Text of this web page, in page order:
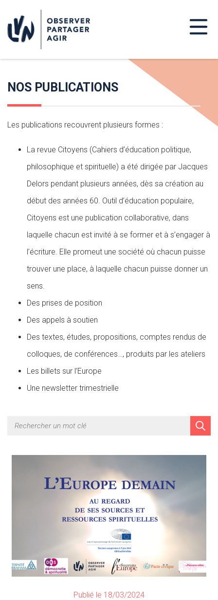
NOS PUBLICATIONS
Les publications recouvrent plusieurs formes :
La revue Citoyens (Cahiers d’éducation politique,
philosophique et spirituelle) a été dirigée par Jacques
Delors pendant plusieurs années, dès sa création au
début des années 60. Outil d’éducation populaire,
Citoyens est une publication collaborative, dans
laquelle chacun est invité à se former et à s’engager à
l’écriture. Elle promeut une société où chacun puisse
trouver une place, à laquelle chacun puisse donner un
sens.
Des prises de position
Des appels à soutien
Des textes, études, propositions, comptes rendus de
colloques, de conférences…, produits par les ateliers
Les billets sur l’Europe
Une newsletter trimestrielle
Publié le 18/03/2024